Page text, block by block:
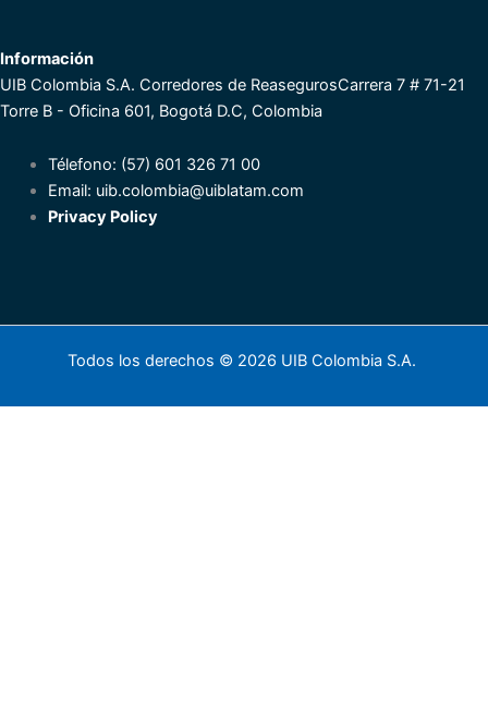
Información
UIB Colombia S.A. Corredores de ReasegurosCarrera 7 # 71-21
Torre B - Oficina 601, Bogotá D.C, Colombia
Télefono: (57) 601 326 71 00
Email: uib.colombia@uiblatam.com
Privacy Policy
Todos los derechos © 2026 UIB Colombia S.A.